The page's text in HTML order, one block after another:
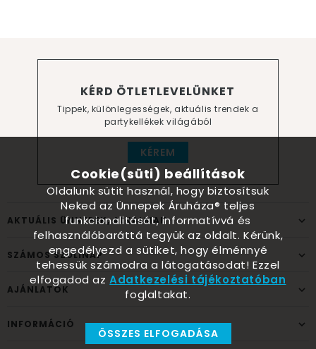
KÉRD ÖTLETLEVELÜNKET
Tippek, különlegességek, aktuális trendek a
partykellékek világából
KÉREM
AKTUÁLIS ÜNNEPEK, ALKALMAK
SZÁMOS SZÜLINAP
AJÁNLATOK
INFORMÁCIÓ
Cookie(süti) beállítások
Oldalunk sütit használ, hogy biztosítsuk
Neked az Ünnepek Áruháza® teljes
funkcionalitását, informatívvá és
felhasználóbaráttá tegyük az oldalt. Kérünk,
engedélyezd a sütiket, hogy élménnyé
tehessük számodra a látogatásodat! Ezzel
elfogadod azAdatkezelési tájékoztatóban
foglaltakat.
ÖSSZES ELFOGADÁSA